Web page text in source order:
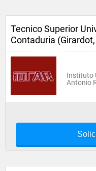
Tecnico Superior
Contaduria
Instituto
Antonio